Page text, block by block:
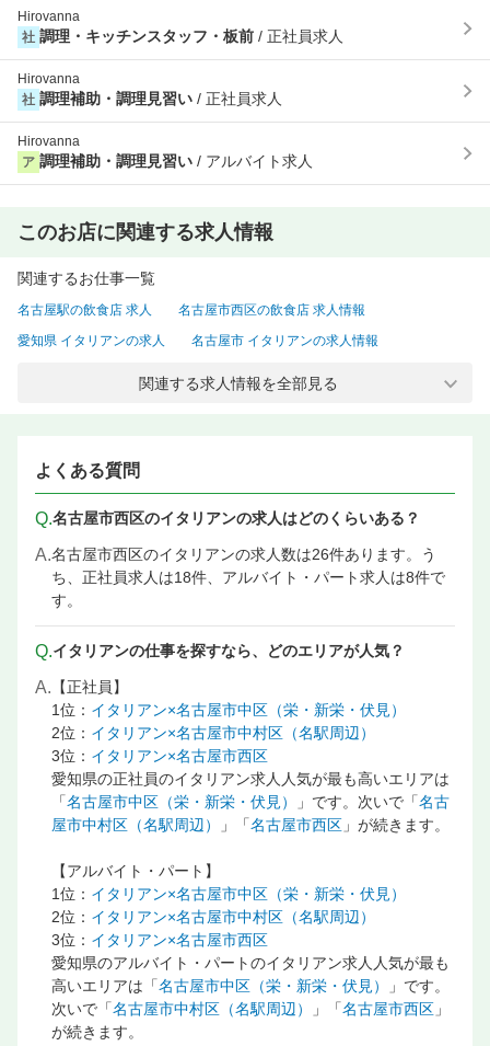
Hirovanna
社 調理・キッチンスタッフ・板前 / 正社員求人
Hirovanna
社 調理補助・調理見習い / 正社員求人
Hirovanna
ア 調理補助・調理見習い / アルバイト求人
このお店に関連する求人情報
関連するお仕事一覧
名古屋駅の飲食店 求人
名古屋市西区の飲食店 求人情報
愛知県 イタリアンの求人
名古屋市 イタリアンの求人情報
名古屋市 イタリアン 正社員の求人
名古屋市西区 イタリアン 正社員の求人情報
名古屋市 イタリアン バイトの求人
名古屋市西区 イタリアン バイトの求人情報
名古屋駅 イタリアンの求人
名古屋駅 洋食・西洋料理の求人情報
名古屋駅 調理補助・調理見習いの飲食店 求人情報
関連する求人情報を全部見る
よくある質問
Q.名古屋市西区のイタリアンの求人はどのくらいある？
A.名古屋市西区のイタリアンの求人数は26件あります。う
ち、正社員求人は18件、アルバイト・パート求人は8件で
す。
Q.イタリアンの仕事を探すなら、どのエリアが人気？
A. 【正社員】
1位： イタリアン×名古屋市中区（栄・新栄・伏見）
2位： イタリアン×名古屋市中村区（名駅周辺）
3位： イタリアン×名古屋市西区
愛知県の正社員のイタリアン求人人気が最も高いエリアは
「名古屋市中区（栄・新栄・伏見） 」です。次いで「名古
屋市中村区（名駅周辺）
」「名古屋市西区 」が続きます。
【アルバイト・パート】
1位： イタリアン×名古屋市中区（栄・新栄・伏見）
2位： イタリアン×名古屋市中村区（名駅周辺）
3位： イタリアン×名古屋市西区
愛知県のアルバイト・パートのイタリアン求人人気が最も
高いエリアは「名古屋市中区（栄・新栄・伏見）
」です。
次いで「名古屋市中村区（名駅周辺） 」「名古屋市西区 」
が続きます。